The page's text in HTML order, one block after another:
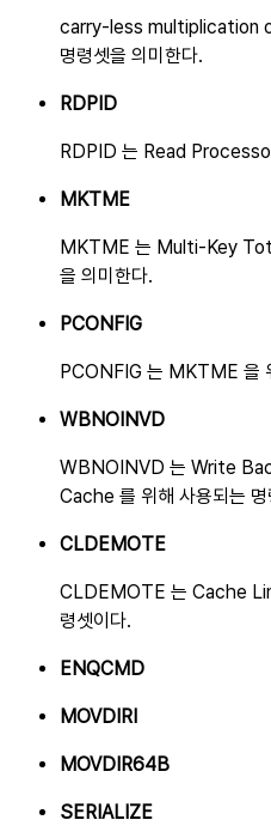
carry-less multiplication
명령셋을 의미한다.
RDPID
RDPID 는 Read
MKTME
MKTME 는 Multi-Key
을 의미한다.
PCONFIG
PCONFIG 는 MKTME 을
WBNOINVD
WBNOINVD 는 Write
Cache 를 위해 사용되는 명
CLDEMOTE
CLDEMOTE 는 Cache
령셋이다.
ENQCMD
MOVDIRI
MOVDIR64B
SERIALIZE